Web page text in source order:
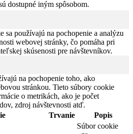
dostupné iným spôsobom.
sa používajú na pochopenie a analýzu
webovej stránky, čo pomáha pri
skúsenosti pre návštevníkov.
na pochopenie toho, ako
stránkou. Tieto súbory cookie
o metrikách, ako je počet
zdroj návštevnosti atď.
Trvanie Popis
Súbor cookie